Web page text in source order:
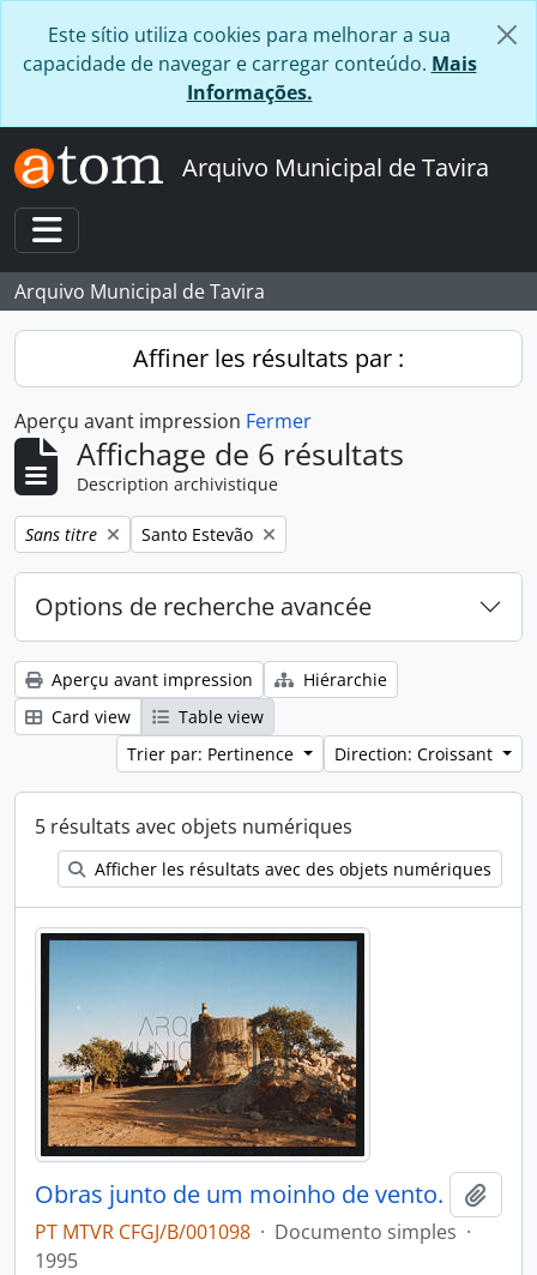
Este sítio utiliza cookies para melhorar a sua
capacidade de navegar e carregar conteúdo. Mais
Informações.
Arquivo Municipal de Tavira
Toggle navigation
Arquivo Municipal de Tavira
Affiner les résultats par :
Aperçu avant impression Fermer
Affichage de 6 résultats
Description archivistique
Remove filter:
Sans titre Remove filter:
Santo Estevão
Options de recherche avancée
Aperçu avant impression
Hiérarchie
Card view
Table view
Trier par: Pertinence
Direction: Croissant
5 résultats avec objets numériques
Afficher les résultats avec des objets numériques
Obras junto de um moinho de vento.
PT MTVR CFGJ/B/001098 · Documento simples ·
1995